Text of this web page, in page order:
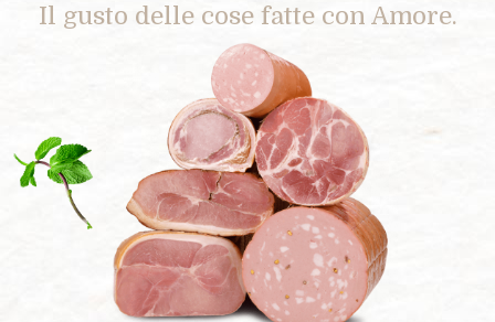
Il gusto delle cose fatte con Amore.